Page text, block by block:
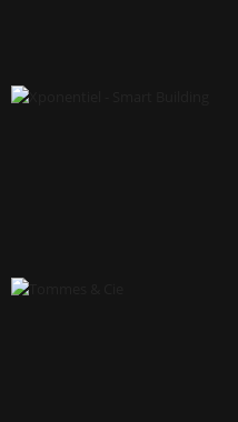
MASSAGE'S
XPONENTIEL - SMART BUILDING